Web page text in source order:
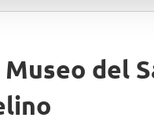
del